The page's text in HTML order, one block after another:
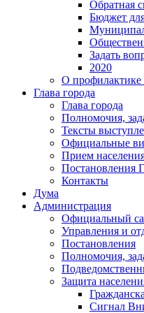
Обратная
Бюджет
Задать
2020
О профилактике
Глава города
Глава города
Полномочия,
Тексты
Официальные
Прием
Постановления
Контакты
Дума
Администрация
Официальный
Управления и
Постановления
Полномочия,
Защита
Сигнал